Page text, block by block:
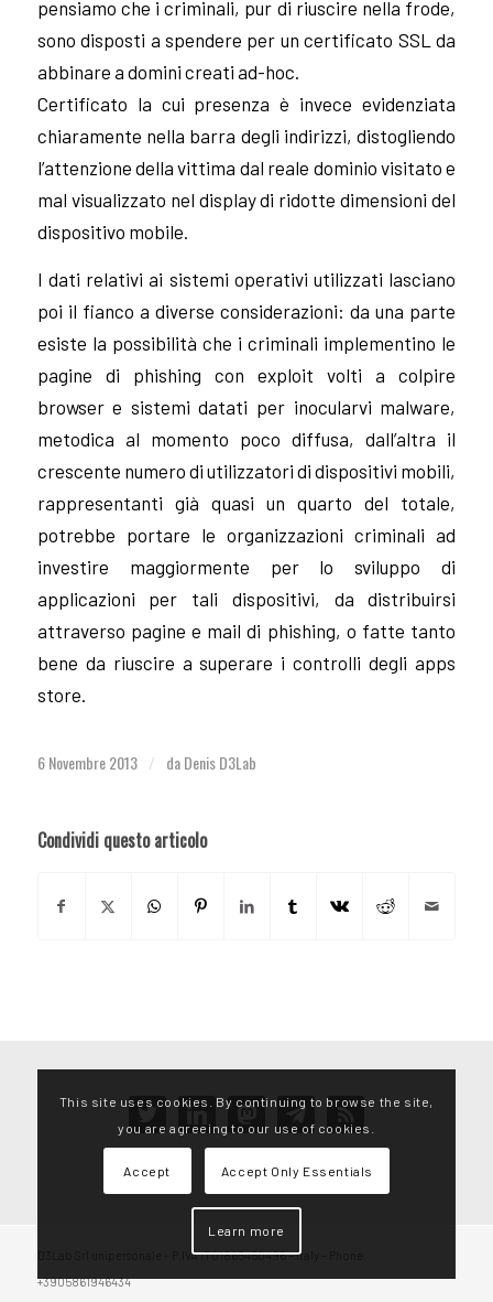
pensiamo che i criminali, pur di riuscire nella frode,
sono disposti a spendere per un certificato SSL da
abbinare a domini creati ad-hoc.
Certificato la cui presenza è invece evidenziata
chiaramente nella barra degli indirizzi, distogliendo
l’attenzione della vittima dal reale dominio visitato e
mal visualizzato nel display di ridotte dimensioni del
dispositivo mobile.
I dati relativi ai sistemi operativi utilizzati lasciano
poi il fianco a diverse considerazioni: da una parte
esiste la possibilità che i criminali implementino le
pagine di phishing con exploit volti a colpire
browser e sistemi datati per inocularvi malware,
metodica al momento poco diffusa, dall’altra il
crescente numero di utilizzatori di dispositivi mobili,
rappresentanti già quasi un quarto del totale,
potrebbe portare le organizzazioni criminali ad
investire maggiormente per lo sviluppo di
applicazioni per tali dispositivi, da distribuirsi
attraverso pagine e mail di phishing, o fatte tanto
bene da riuscire a superare i controlli degli apps
store.
6 Novembre 2013 / daDenis D3Lab
Condividi questo articolo
twitterlinkedinmastodontelegramrss
D3Lab Srl unipersonale – P.IVA IT01865450496 – Italy – Phone:
+3905861946434
This site uses cookies. By continuing to browse the site,
you are agreeing to our use of cookies.
Accept Accept Only Essentials
Learn more